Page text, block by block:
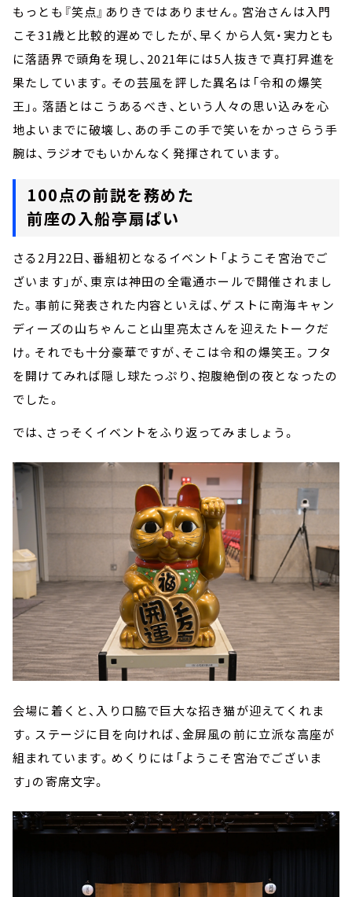
もっとも『笑点』ありきではありません。宮治さんは入門
こそ31歳と比較的遅めでしたが、早くから人気・実力とも
に落語界で頭角を現し、2021年には5人抜きで真打昇進を
果たしています。その芸風を評した異名は――「令和の爆笑
王」。落語とはこうあるべき、という人々の思い込みを心
地よいまでに破壊し、あの手この手で笑いをかっさらう手
腕は、ラジオでもいかんなく発揮されています。
100点の前説を務めた
前座の入船亭扇ぱい
さる2月22日、番組初となるイベント「ようこそ宮治でご
ざいます」が、東京は神田の全電通ホールで開催されまし
た。事前に発表された内容といえば、ゲストに南海キャン
ディーズの山ちゃんこと山里亮太さんを迎えたトークだ
け。それでも十分豪華ですが、そこは令和の爆笑王。フタ
を開けてみれば隠し球たっぷり、抱腹絶倒の夜となったの
でした。
では、さっそくイベントをふり返ってみましょう。
会場に着くと、入り口脇で巨大な招き猫が迎えてくれま
す。ステージに目を向ければ、金屏風の前に立派な高座が
組まれています。めくりには「ようこそ宮治でございま
す」の寄席文字。